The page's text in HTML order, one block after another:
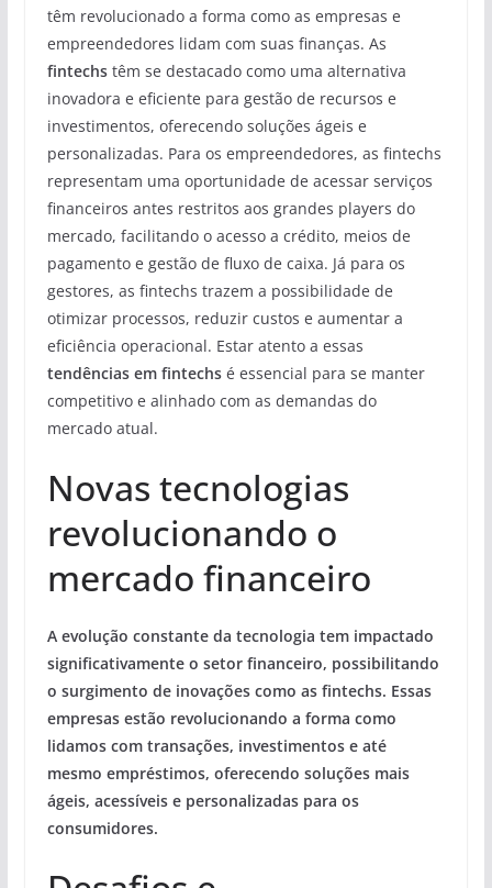
têm revolucionado a forma como as empresas e
empreendedores lidam com suas finanças. As
fintechstêm se destacado como uma alternativa
inovadora e eficiente para gestão de recursos e
investimentos, oferecendo soluções ágeis e
personalizadas. Para os empreendedores, as fintechs
representam uma oportunidade de acessar serviços
financeiros antes restritos aos grandes players do
mercado, facilitando o acesso a crédito, meios de
pagamento e gestão de fluxo de caixa. Já para os
gestores, as fintechs trazem a possibilidade de
otimizar processos, reduzir custos e aumentar a
eficiência operacional. Estar atento a essas
tendências em fintechsé essencial para se manter
competitivo e alinhado com as demandas do
mercado atual.
Novas tecnologias
revolucionando o
mercado financeiro
A evolução constante da tecnologia tem impactado
significativamente o setor financeiro, possibilitando
o surgimento de inovações como as fintechs. Essas
empresas estão revolucionando a forma como
lidamos com transações, investimentos e até
mesmo empréstimos, oferecendo soluções mais
ágeis, acessíveis e personalizadas para os
consumidores.